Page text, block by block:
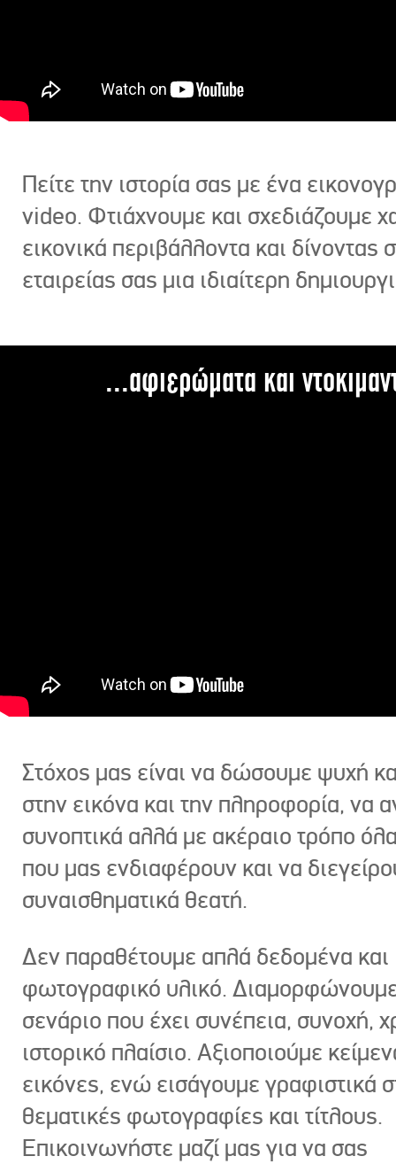
Πείτε την ιστορία σας με ένα
video. Φτιάχνουμε και σχεδιάζουμε
εικονικά περιβάλλοντα και δίνοντας
εταιρείας σας μια ιδιαίτερη
...αφιερώματα και
Στόχος μας είναι να δώσουμε ψυχή
στην εικόνα και την πληροφορία, να
συνοπτικά αλλά με ακέραιο τρόπο
που μας ενδιαφέρουν και να
συναισθηματικά θεατή.
Δεν παραθέτουμε απλά δεδομένα και
φωτογραφικό υλικό.
σενάριο που έχει συνέπεια, συνοχή,
ιστορικό πλαίσιο. Αξιοποιούμε
εικόνες, ενώ εισάγουμε γραφιστικά
θεματικές φωτογραφίες και τίτλους.
Επικοινωνήστε μαζί μας για να σας